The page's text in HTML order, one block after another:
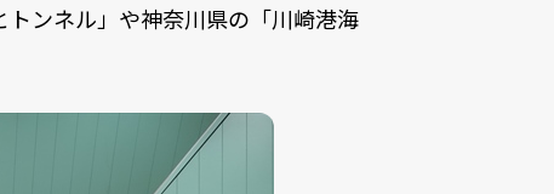
ンネル」や神奈川県の「川崎港海